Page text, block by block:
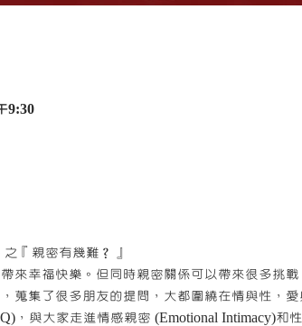
9:30
『親密有幾難？』
來幸福快樂。但同時親密關係可以帶來很多挑戰
蒐集了很多朋友的提問，大都圍繞在情與性，
，與大家走進情感親密 (Emotional Intimacy)和